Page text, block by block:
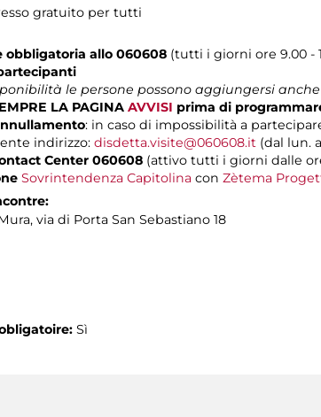
gratuito per tutti
obbligatoria allo 060608 (tutti i giorni ore 9.00 -
le persone possono aggiungersi
LA PAGINA AVVISI prima di
: in caso di impossibilità a
indirizzo: disdetta.visite@060608.it (dal lun.
Center 060608 (attivo tutti i giorni dalle
Sovrintendenza Capitolina con Zètema
via di Porta San Sebastiano 18
Sì